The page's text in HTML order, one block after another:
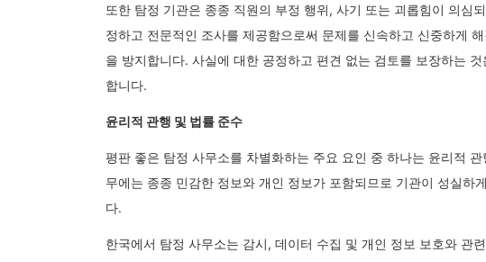
또한 탐정 기관은 종종 직원의 부정 행위, 사기 또는 괴롭힘이 의심
정하고 전문적인 조사를 제공함으로써 문제를 신속하고 신중하게
을 방지합니다. 사실에 대한 공정하고 편견 없는 검토를 보장하는
합니다.
윤리적 관행 및 법률 준수
평판 좋은 탐정 사무소를 차별화하는 주요 요인 중 하나는 윤리적
무에는 종종 민감한 정보와 개인 정보가 포함되므로 기관이 성실하
다.
한국에서 탐정 사무소는 감시, 데이터 수집 및 개인 정보 보호와 관